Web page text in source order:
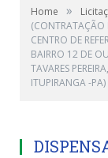
Home »
(CONTRATAÇÃO
CENTRO DE
BAIRRO 12 DE
TAVARES
ITUPIRANGA -PA)